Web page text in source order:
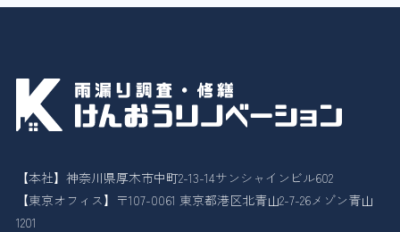
【本社】神奈川県厚木市中町2-13-14サンシャインビル602
【東京オフィス】〒107-0061 東京都港区北青山2-7-26メゾン青山
1201